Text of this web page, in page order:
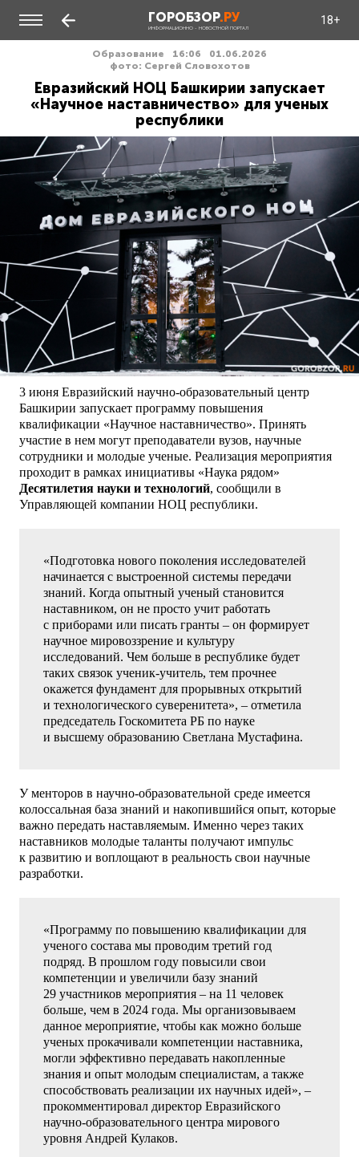
ГОРОБЗОР.РУ
ИНФОРМАЦИОННО - НОВОСТНОЙ ПОРТАЛ
18+
Образование 16:06
01.06.2026
фото: Сергей Словохотов
Евразийский НОЦ Башкирии запускает
«Научное наставничество» для ученых
республики
3 июня Евразийский научно-образовательный центр
Башкирии запускает программу повышения
квалификации «Научное наставничество». Принять
участие в нем могут преподаватели вузов, научные
сотрудники и молодые ученые. Реализация мероприятия
проходит в рамках инициативы «Наука рядом»
Десятилетия науки и технологий, сообщили в
Управляющей компании НОЦ республики.
«Подготовка нового поколения исследователей
начинается с выстроенной системы передачи
знаний. Когда опытный ученый становится
наставником, он не просто учит работать
с приборами или писать гранты – он формирует
научное мировоззрение и культуру
исследований. Чем больше в республике будет
таких связок ученик-учитель, тем прочнее
окажется фундамент для прорывных открытий
и технологического суверенитета», – отметила
председатель Госкомитета РБ по науке
и высшему образованию Светлана Мустафина.
У менторов в научно-образовательной среде имеется
колоссальная база знаний и накопившийся опыт, которые
важно передать наставляемым. Именно через таких
наставников молодые таланты получают импульс
к развитию и воплощают в реальность свои научные
разработки.
«Программу по повышению квалификации для
ученого состава мы проводим третий год
подряд. В прошлом году повысили свои
компетенции и увеличили базу знаний
29 участников мероприятия – на 11 человек
больше, чем в 2024 года. Мы организовываем
данное мероприятие, чтобы как можно больше
ученых прокачивали компетенции наставника,
могли эффективно передавать накопленные
знания и опыт молодым специалистам, а также
способствовать реализации их научных идей», –
прокомментировал директор Евразийского
научно-образовательного центра мирового
уровня Андрей Кулаков.